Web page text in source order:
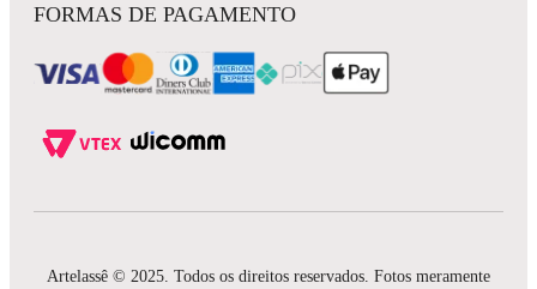
FORMAS DE PAGAMENTO
Artelassê © 2025. Todos os direitos reservados. Fotos meramente